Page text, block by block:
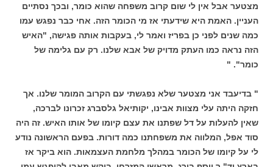
מצטער אבל אין לי שום קרוב משפחה שהוא כומר, ובכך נסתיים
העניין. האמת היא שידעתי אז מי הכומר הזה. אחי כבר נפגש עמו
כמה שנים לפני כן בפריז ואמר לי, בעקבות אותה פגישה, "האיש
הזה נראה כמו העתק מדויק של אבא שלנו. רק עם גלימה של
כומר". "
" בדיעבד אני מצטער שלא נפגשתי עם הקרוב המומר שלנו. אך
חזקה היתה עלי מצוות אבינו, יקותיאל גלסברג זכרונו לברכה,
שאין להעלות על דל שפתנו את עצם קיומו של אותו האיש. זה היה
סוד אפל, המלווה את משפחתנו כמה דורות. בפעם הראשונה נודע
לי על קיומו של הכומר במהלך מלחמת העצמאות. הוא ביקר אז